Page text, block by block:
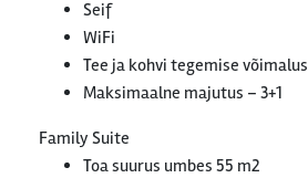
Seif
WiFi
Tee ja kohvi tegemise võimalus
Maksimaalne majutus – 3+1
Family Suite
Toa suurus umbes 55 m2